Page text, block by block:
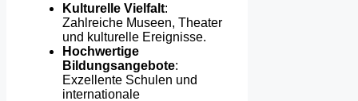
Kulturelle Vielfalt:
Zahlreiche Museen, Theater
und kulturelle Ereignisse.
Hochwertige
Bildungsangebote:
Exzellente Schulen und
internationale